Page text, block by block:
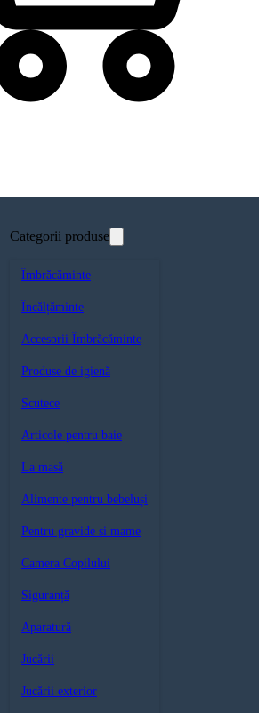
Categorii produse
Îmbrăcăminte
Încălțăminte
Accesorii Îmbrăcăminte
Produse de igienă
Scutece
Articole pentru baie
La masă
Alimente pentru bebeluși
Pentru gravide si mame
Camera Copilului
Siguranță
Aparatură
Jucării
Jucării exterior